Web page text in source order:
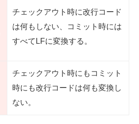
チェックアウト時に改行コード
は何もしない、コミット時には
すべてLFに変換する。
チェックアウト時にもコミット
時にも改行コードは何も変換し
ない。